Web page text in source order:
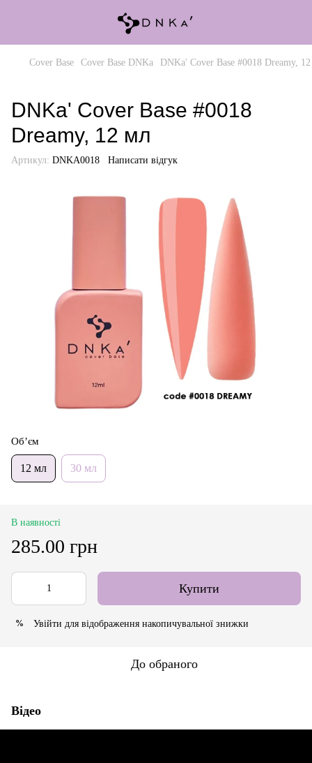
Cover Base Cover Base DNKa DNKa' Cover Base #0018 Dreamy,
DNKa' Cover Base #0018
Dreamy, 12 мл
Артикул: DNKA0018 Написати відгук
Об’єм
12 мл 30 мл
В наявності
285.00 грн
Купити
% Увійти для відображення накопичувальної знижки
До обраного
Відео